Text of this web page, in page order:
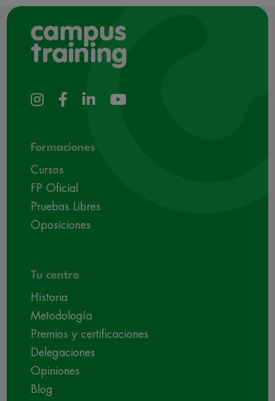
Formaciones
Cursos
FP Oficial
Pruebas Libres
Oposiciones
Tu centro
Historia
Metodología
Premios y certificaciones
Delegaciones
Opiniones
Blog